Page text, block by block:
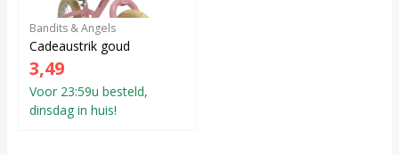
Bandits & Angels
Cadeaustrik goud
3,49
Voor 23:59u besteld,
dinsdag in huis!